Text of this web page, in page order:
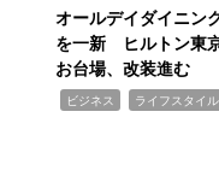
オールデイダイニン
を一新 ヒルトン東
お台場、改装進む
ビジネス ライフスタイル